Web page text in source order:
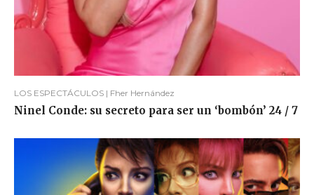
LOS ESPECTÁCULOS | Fher Hernández
Ninel Conde: su secreto para ser un ‘bombón’ 24 / 7